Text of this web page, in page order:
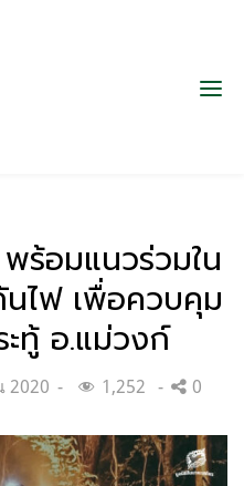
ร้อมแนวร่วมใน
ไฟ เพื่อควบคุม
ะทู้ อ.แม่วงก์
2020 1,252 0